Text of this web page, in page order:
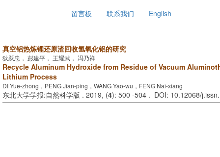
留言板 联系我们 English
真空铝热炼锂还原渣回收氢氧化铝的研究
狄跃忠， 彭建平， 王耀武， 冯乃祥
Recycle Aluminum Hydroxide from Residue of Vacuum
Lithium Process
DI Yue-zhong，PENG Jian-ping，WANG Yao-wu，FENG Nai-xiang
东北大学学报:自然科学版 . 2019, (4): 500 -504 . DOI: 10.12068/